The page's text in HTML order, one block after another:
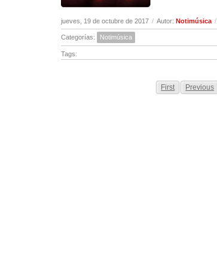
jueves, 19 de octubre de 2017 / Autor: Notimúsica /
Categorías: Notimúsica
Tags:
First Previous